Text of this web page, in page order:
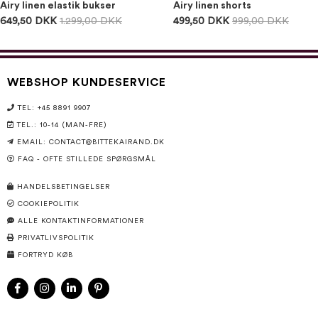
Airy linen elastik bukser
649,50 DKK 1.299,00 DKK
Airy linen shorts
499,50 DKK 999,00 DKK
WEBSHOP KUNDESERVICE
TEL: +45 8891 9907
TEL.: 10-14 (MAN-FRE)
EMAIL: CONTACT@BITTEKAIRAND.DK
FAQ - OFTE STILLEDE SPØRGSMÅL
HANDELSBETINGELSER
COOKIEPOLITIK
ALLE KONTAKTINFORMATIONER
PRIVATLIVSPOLITIK
FORTRYD KØB